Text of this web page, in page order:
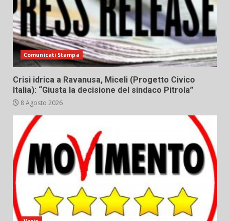
Comunicati Stampa
Crisi idrica a Ravanusa, Miceli (Progetto Civico
Italia): “Giusta la decisione del sindaco Pitrola”
8 Agosto 2026